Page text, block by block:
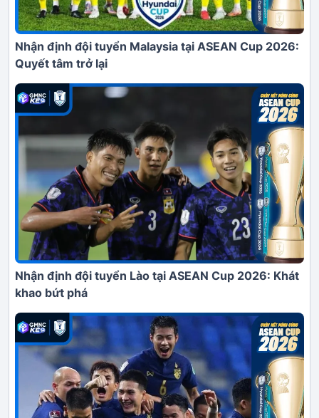
Nhận định đội tuyển Malaysia tại ASEAN Cup 2026:
Quyết tâm trở lại
Nhận định đội tuyển Lào tại ASEAN Cup 2026: Khát
khao bứt phá